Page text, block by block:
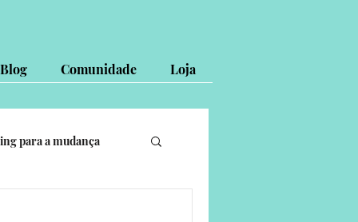
Blog Comunidade Loja
para a mudança